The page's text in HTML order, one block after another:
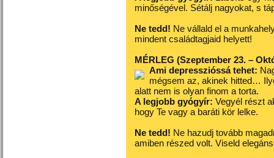
minőségével. Sétálj nagyokat, s
Ne tedd! Ne vállald el a
mindent családtagjaid helyett!
MÉRLEG (Szeptember 23. –
Ami depresszióssá tehet:
mégsem az, akinek hitted…
alatt nem is olyan finom a torta.
A legjobb gyógyír: Vegyél részt
hogy Te vagy a baráti kör lelke.
Ne tedd! Ne hazudj tovább
amiben részed volt. Viseld